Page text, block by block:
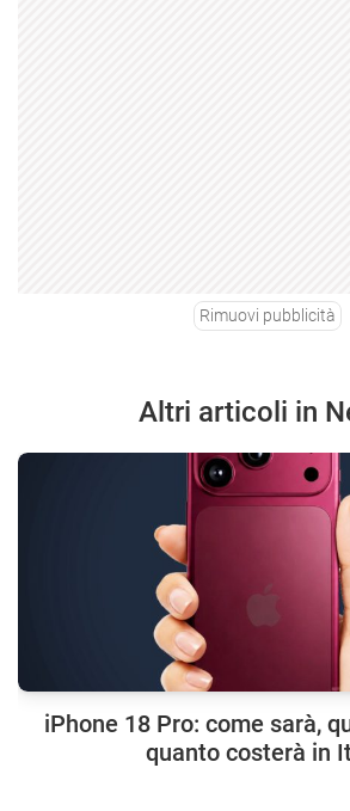
Rimuovi pubblicità
Altri articoli in
iPhone 18 Pro: come sarà,
quanto costerà in